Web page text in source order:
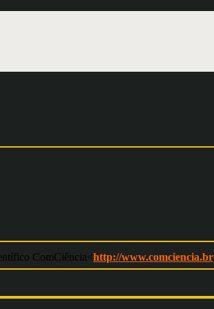
ComCiência< http://www.comciencia.br